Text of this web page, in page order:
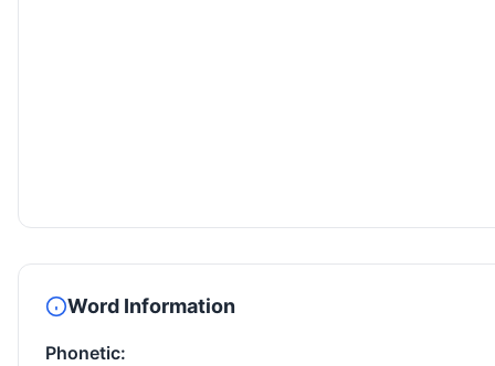
Word Information
Phonetic: